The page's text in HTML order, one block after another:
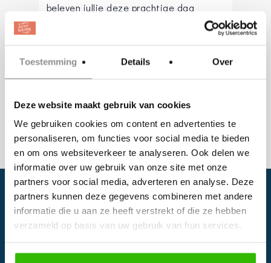
Toestemming Details Over
Deze website maakt gebruik van cookies
We gebruiken cookies om content en advertenties te
personaliseren, om functies voor social media te bieden
en om ons websiteverkeer te analyseren. Ook delen we
informatie over uw gebruik van onze site met onze
partners voor social media, adverteren en analyse. Deze
partners kunnen deze gegevens combineren met andere
informatie die u aan ze heeft verstrekt of die ze hebben
verzameld op basis van uw gebruik van hun services.
beleven jullie deze prachtige dag
nerissa@creativedreamers.nl
Website: www.creativedreamers.nl